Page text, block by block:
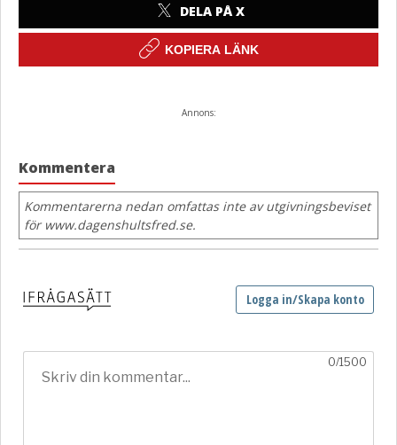
DELA PÅ X
KOPIERA LÄNK
Annons:
Kommentera
Kommentarerna nedan omfattas inte av utgivningsbeviset
för www.dagenshultsfred.se.